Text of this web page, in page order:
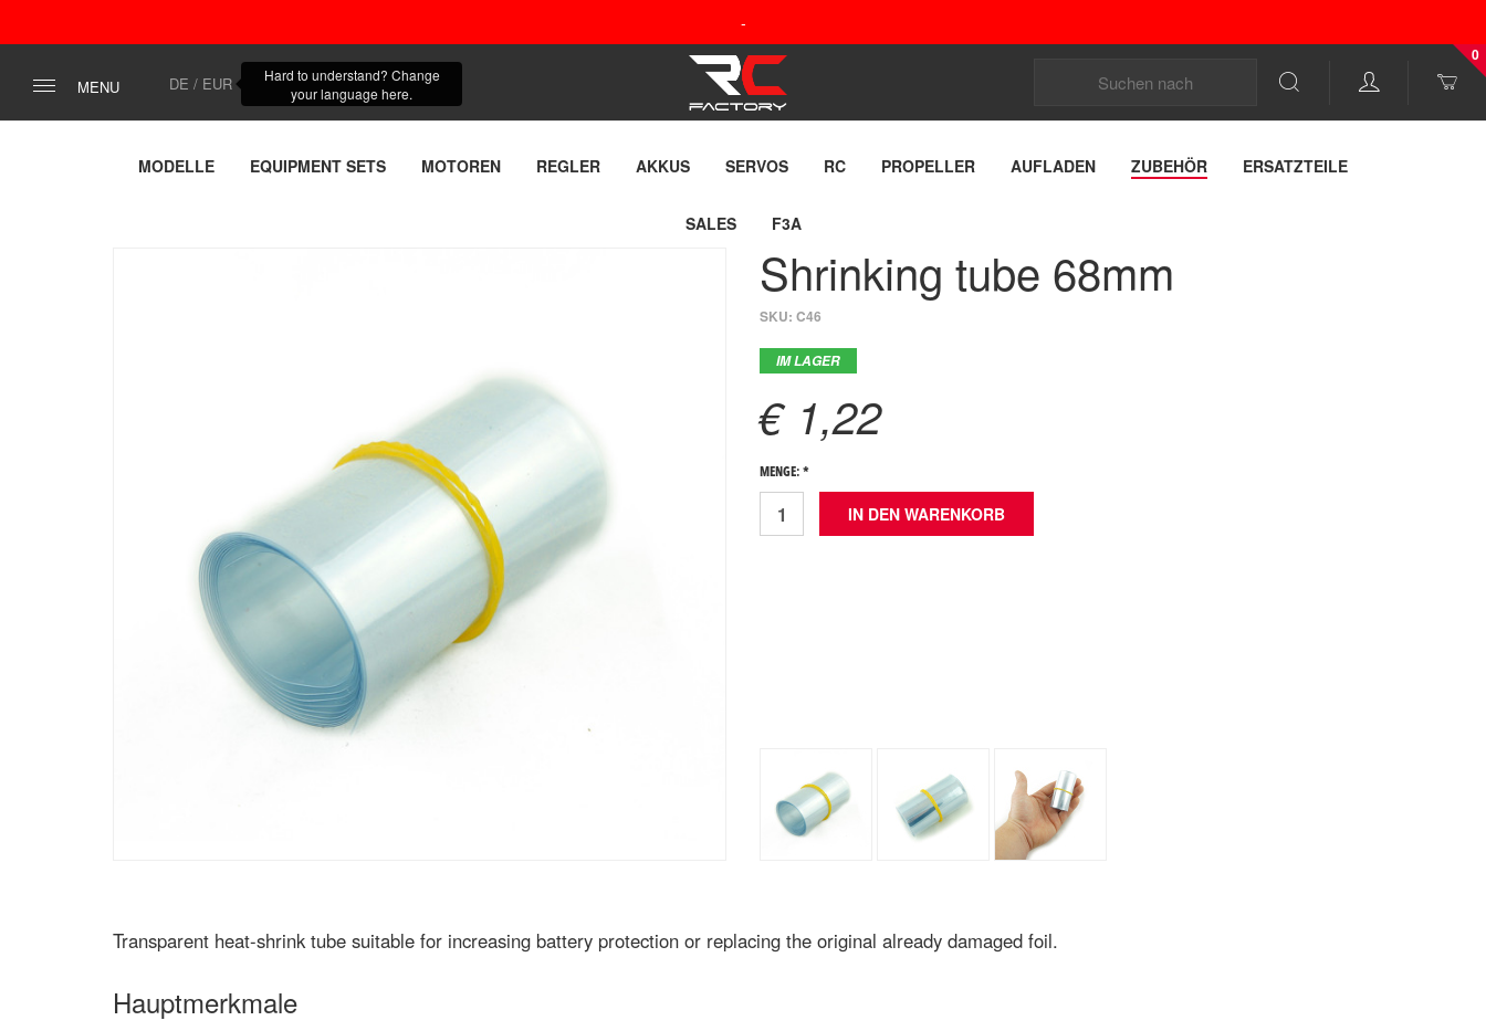
-
MENU DE / EUR
Hard to understand? Change
your language here.
0
MODELLE EQUIPMENT SETS MOTOREN REGLER AKKUS SERVOS RC PROPELLER AUFLADEN ZUBEHÖR ERSATZTEILE
SALES F3A
Shrinking tube 68mm
SKU: C46
IM LAGER
€ 1,22
MENGE: *
Transparent heat-shrink tube suitable for increasing battery protection or replacing the original already damaged foil.
Hauptmerkmale